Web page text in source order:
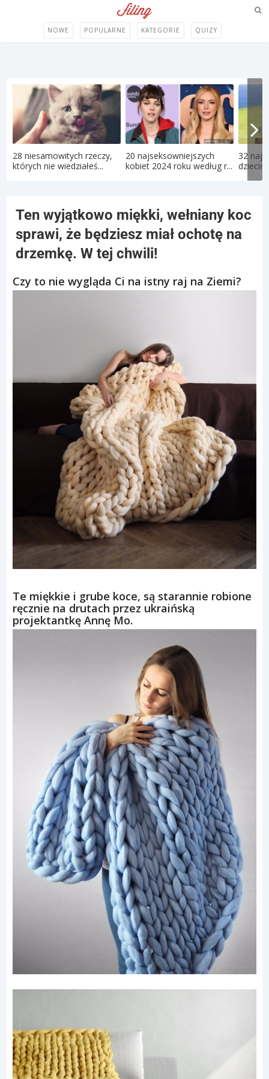
NOWE POPULARNE KATEGORIE QUIZY
28 niesamowitych rzeczy,
których nie wiedziałeś...
20 najseksowniejszych
kobiet 2024 roku według r...
32
Ten wyjątkowo miękki, wełniany koc
sprawi, że będziesz miał ochotę na
drzemkę. W tej chwili!
Czy to nie wygląda Ci na istny raj na Ziemi?
Te miękkie i grube koce, są starannie robione
ręcznie na drutach przez ukraińską
projektantkę Annę Mo.